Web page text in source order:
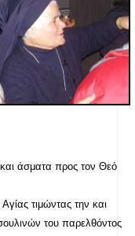
άσματα προς τον Θεό
τιμώντας την και
του παρελθόντος